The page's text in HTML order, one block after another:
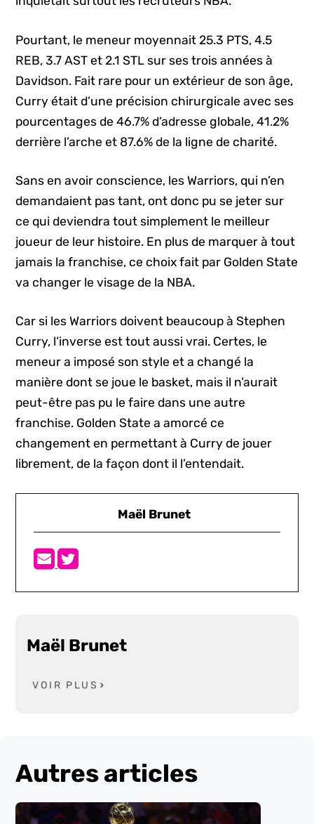
Pourtant, le meneur moyennait 25.3 PTS, 4.5
REB, 3.7 AST et 2.1 STL sur ses trois années à
Davidson. Fait rare pour un extérieur de son âge,
Curry était d’une précision chirurgicale avec ses
pourcentages de 46.7% d’adresse globale, 41.2%
derrière l’arche et 87.6% de la ligne de charité.
Sans en avoir conscience, les Warriors, qui n’en
demandaient pas tant, ont donc pu se jeter sur
ce qui deviendra tout simplement le meilleur
joueur de leur histoire. En plus de marquer à tout
jamais la franchise, ce choix fait par Golden State
va changer le visage de la NBA.
Car si les Warriors doivent beaucoup à Stephen
Curry, l’inverse est tout aussi vrai. Certes, le
meneur a imposé son style et a changé la
manière dont se joue le basket, mais il n’aurait
peut-être pas pu le faire dans une autre
franchise. Golden State a amorcé ce
changement en permettant à Curry de jouer
librement, de la façon dont il l’entendait.
Maël Brunet
Maël Brunet
VOIR PLUS
Autres articles